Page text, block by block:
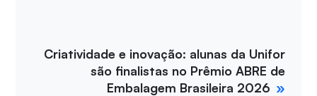
Criatividade e inovação: alunas da Unifor
são finalistas no Prêmio ABRE de
Embalagem Brasileira 2026